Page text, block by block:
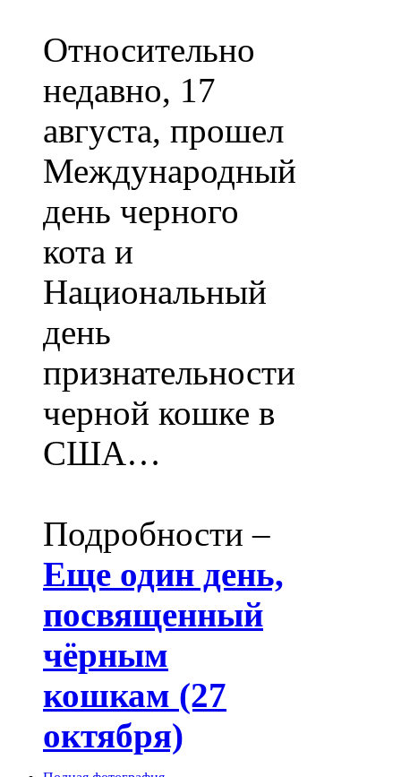
Относительно
недавно, 17
августа, прошел
Международный
день черного
кота и
Национальный
день
признательности
черной кошке в
США…
Подробности –
Еще один день,
посвященный
чёрным
кошкам (27
октября)